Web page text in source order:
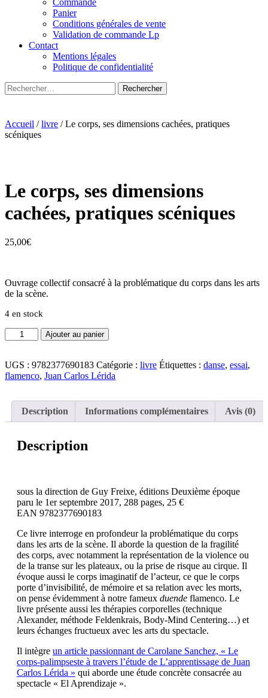
Panier
Conditions générales de vente
Validation de commande Lp
Contact
Mentions légales
Politique de confidentialité
Rechercher :
Accueil /livre / Le corps, ses dimensions cachées, pratiques
scéniques
Le corps, ses dimensions
cachées, pratiques scéniques
25,00€
Ouvrage collectif consacré à la problématique du corps dans les arts
de la scène.
4 en stock
quantité
de
corps,
ses
pratiques
scéniques
Ajouter au panier
UGS : 9782377690183 Catégorie : livre Étiquettes : danse, essai,
flamenco, Juan Carlos Lérida
Description Informations complémentaires Avis (0)
Description
sous la direction de Guy Freixe, éditions Deuxième époque
paru le 1er septembre 2017, 288 pages, 25 €
EAN 9782377690183
Ce livre interroge en profondeur la problématique du corps
dans les arts de la scène. Il aborde la question de la fragilité
des corps, avec notamment la représentation de la violence ou
de la transe sur les plateaux, ou la prise de risque au cirque. Il
évoque aussi le corps imaginatif de l’acteur, ce que le corps
porte d’invisibilité, de mémoire et sa relation avec les morts,
on pense évidemment à notre fameux duende flamenco. Le
livre présente aussi les thérapies corporelles (technique
Alexander, méthode Feldenkrais, Body-Mind Centering…) et
leurs échanges fructueux avec les arts du spectacle.
Il intègre un article passionnant de Carolane Sanchez, « Le
corps-palimpseste à travers l’étude de L’apprentissage de Juan
Carlos Lérida » qui aborde une étude concrète consacrée au
spectacle « El Aprendizaje ».